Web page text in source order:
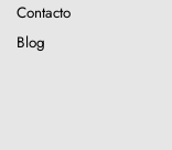
Contacto
Blog